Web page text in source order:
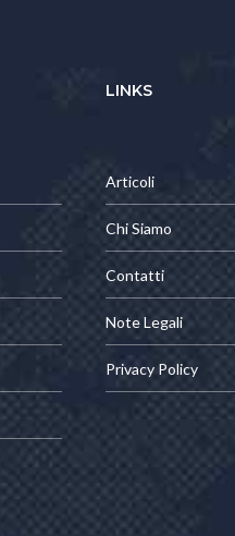
LINKS
Articoli
Chi Siamo
Contatti
Note Legali
Privacy Policy